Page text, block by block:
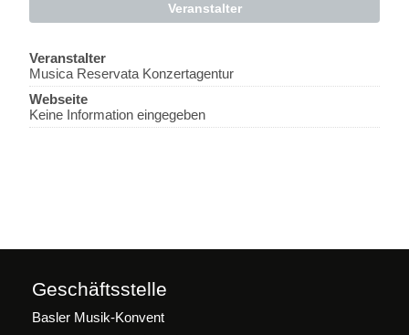
Veranstalter
Veranstalter
Musica Reservata Konzertagentur
Webseite
Keine Information eingegeben
Geschäftsstelle
Basler Musik-Konvent